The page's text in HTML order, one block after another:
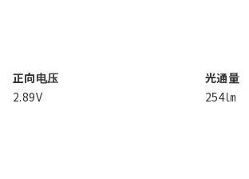
正向电压
2.89V
光通量
254㏐